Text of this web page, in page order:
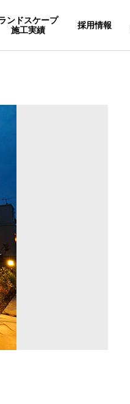
ンドスケープ
施工実績
採用情報